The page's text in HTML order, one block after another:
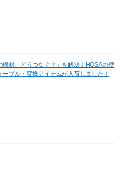
機材、どうつなぐ？」を解決！HOSAの便
ーブル・変換アイテムが入荷しました！